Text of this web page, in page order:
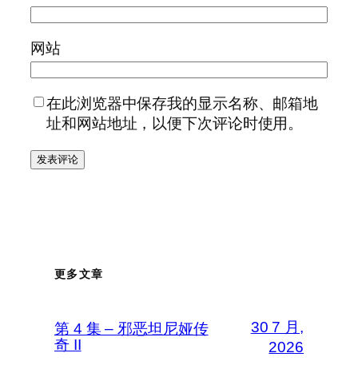
网站
在此浏览器中保存我的显示名称、邮箱地
址和网站地址，以便下次评论时使用。
更多文章
第 4 集 – 邪恶坦尼娅传
奇 II
30 7 月,
2026